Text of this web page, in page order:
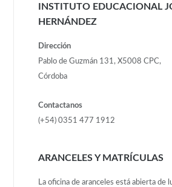
INSTITUTO EDUCACIONAL
HERNÁNDEZ
Dirección
Pablo de Guzmán 131, X5008 CPC,
Córdoba
Contactanos
(+54) 0351 477 1912
ARANCELES Y MATRÍCULAS
La oficina de aranceles está abierta de